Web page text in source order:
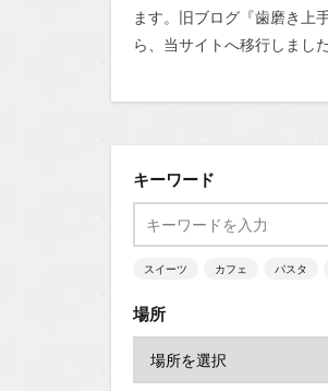
ます。旧ブログ『歯磨き上
ら、当サイトへ移行しました
キーワード
スイーツ カフェ パスタ
場所